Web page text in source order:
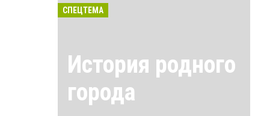
СПЕЦТЕМА
История родного
города